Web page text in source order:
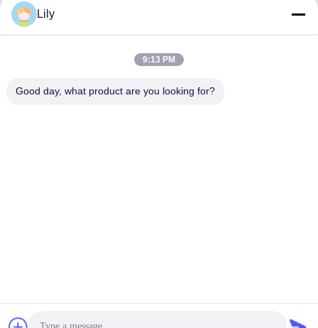
वाली टीपीयू फिल्म
सर्वोत्तम मूल्य प्राप्त करें
Lily
9:13 PM
Good day, what product are you looking for?